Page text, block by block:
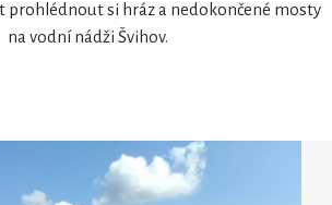
prohlédnout si hráz a nedokončené mosty
na vodní nádži Švihov.